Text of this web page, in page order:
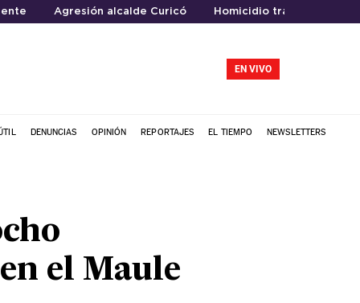
Agresión alcalde Curicó Homicidio trabajador
EN VIVO
DENUNCIAS OPINIÓN REPORTAJES EL TIEMPO NEWSLETTERS
el Maule